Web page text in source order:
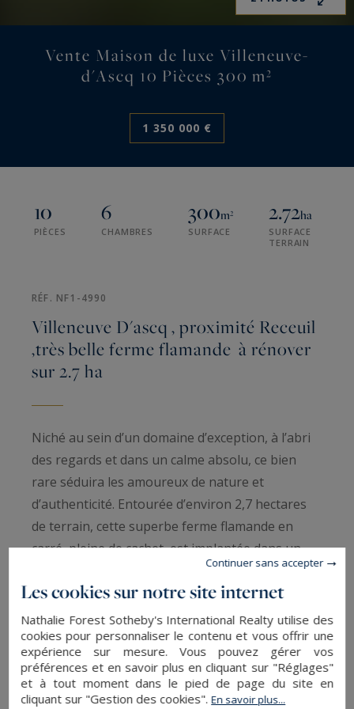
Vente Maison de luxe Villeneuve-
d'Ascq 10 Pièces 300 m²
1 350 000 €
10
PIÈCES
6
CHAMBRES
300m²
SURFACE
2.72ha
SURFACE
TERRAIN
RÉF. NF1-4990
Villeneuve D'ascq , proximité Receuil
,très belle ferme flamande à rénover
sur 2.7 ha
Niché au sein d’un domaine d’exception, à l’abri
des regards et dans un calme absolu, ce bien
rare séduira les amoureux de nature et
d’authenticité. Entourée d’environ 2,7 hectares
de terrain, cette superbe ferme flamande en
carré, pleine de cachet, est implantée dans un
environnement verdoyant, propice à l’évasion, à
l’élevage et à la vie équestre.
La propriété se compose de deux habitations
distinctes, pouvant être réunies selon les envies.
L’aile Est, élevée sur deux niveaux, offre une
Les cookies sur notre site internet
Nathalie Forest Sotheby's International Realty utilise des
cookies pour personnaliser le contenu et vous offrir une
expérience sur mesure. Vous pouvez gérer vos
préférences et en savoir plus en cliquant sur "Réglages"
et à tout moment dans le pied de page du site en
cliquant sur "Gestion des cookies".En savoir plus...
Continuer sans accepter